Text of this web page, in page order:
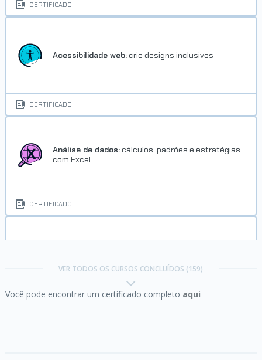
Concluído em 23/12/2019
CERTIFICADO
Acessibilidade web: crie designs inclusivos
CERTIFICADO
Análise de dados: cálculos, padrões e estratégias
com Excel
CERTIFICADO
VER TODOS OS CURSOS CONCLUÍDOS (159)
Você pode encontrar um certificado completo aqui